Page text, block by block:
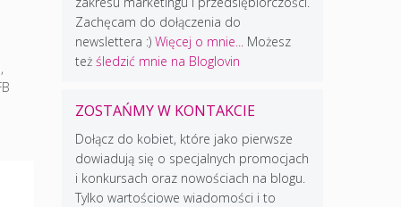
,
Zachęcam do dołączenia do
newslettera :) Więcej o mnie...
Możesz
też śledzić mnie na Bloglovin
ZOSTAŃMY W KONTAKCIE
Dołącz do kobiet, które jako pierwsze
dowiadują się o specjalnych promocjach
i konkursach oraz nowościach na blogu.
Tylko wartościowe wiadomości i to